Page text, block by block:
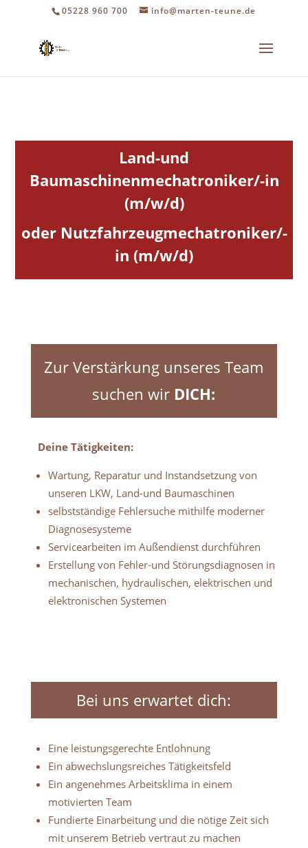
05228 960 700 info@marten-teune.de
Land-und
Baumaschinenmechatroniker/-in
(m/w/d)
oder Nutzfahrzeugmechatroniker/-
in (m/w/d)
Zur Verstärkung unseres Team
suchen wir DICH:
Deine Tätigkeiten:
Wartung, Reparatur und Instandsetzung von
unseren LKW, Land-und Baumaschinen
selbstständige Fehlersuche mithilfe moderner
Diagnosesysteme
Servicearbeiten im Außendienst durchführen
Erstellung von Fehler-und Störungsdiagnosen in
mechanischen, hydraulischen, elektrischen und
elektronischen Systemen
Bei uns erwartet dich:
Eine leistungsgerechte Entlohnung
Ein abwechslungsreiches Tätigkeitsfeld
Ein angenehmes Arbeitsklima in einem
motivierten Team
Fundierte Einarbeitung und die nötige Zeit sich
mit unserem Betrieb vertraut zu machen